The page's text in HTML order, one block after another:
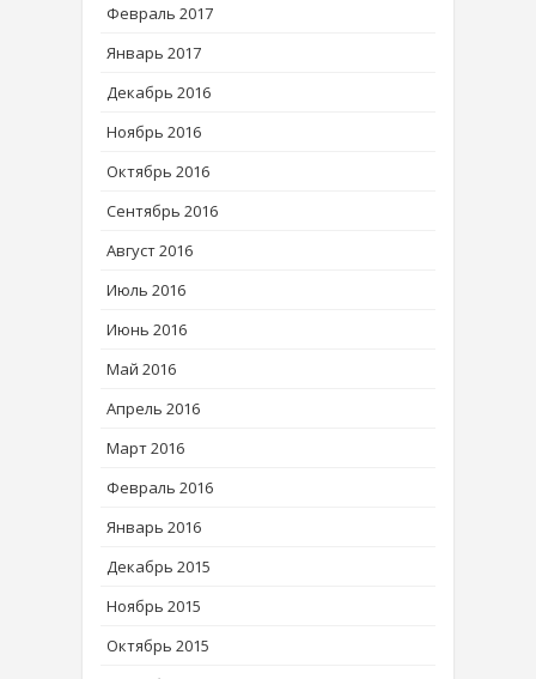
Февраль 2017
Январь 2017
Декабрь 2016
Ноябрь 2016
Октябрь 2016
Сентябрь 2016
Август 2016
Июль 2016
Июнь 2016
Май 2016
Апрель 2016
Март 2016
Февраль 2016
Январь 2016
Декабрь 2015
Ноябрь 2015
Октябрь 2015